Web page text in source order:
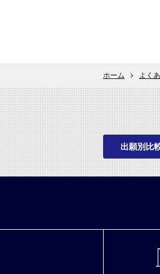
ホーム よく
出願別比